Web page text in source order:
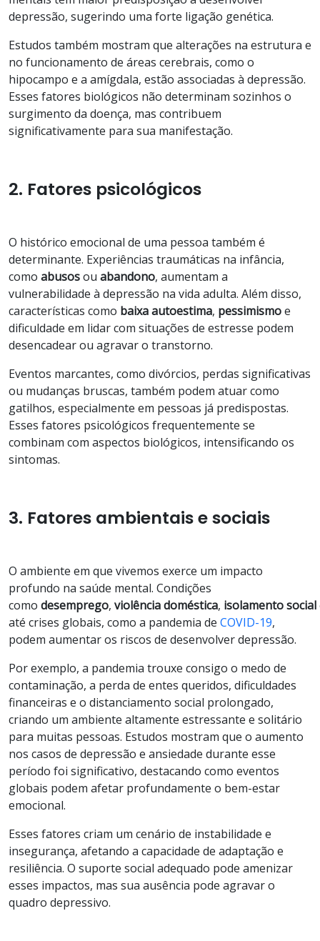
depressão, sugerindo uma forte ligação genética.
Estudos também mostram que alterações na estrutura e
no funcionamento de áreas cerebrais, como o
hipocampo e a amígdala, estão associadas à depressão.
Esses fatores biológicos não determinam sozinhos o
surgimento da doença, mas contribuem
significativamente para sua manifestação.
2. Fatores psicológicos
O histórico emocional de uma pessoa também é
determinante. Experiências traumáticas na infância,
como abusosou abandono, aumentam a
vulnerabilidade à depressão na vida adulta. Além disso,
características como baixaautoestima, pessimismoe
dificuldade em lidar com situações de estresse podem
desencadear ou agravar o transtorno.
Eventos marcantes, como divórcios, perdas significativas
ou mudanças bruscas, também podem atuar como
gatilhos, especialmente em pessoas já predispostas.
Esses fatores psicológicos frequentemente se
combinam com aspectos biológicos, intensificando os
sintomas.
3. Fatores ambientais e sociais
O ambiente em que vivemos exerce um impacto
profundo na saúde mental. Condições
como desemprego, violênciadoméstica, isolamentosocial
até crises globais, como a pandemia de COVID-19,
podem aumentar os riscos de desenvolver depressão.
Por exemplo, a pandemia trouxe consigo o medo de
contaminação, a perda de entes queridos, dificuldades
financeiras e o distanciamento social prolongado,
criando um ambiente altamente estressante e solitário
para muitas pessoas. Estudos mostram que o aumento
nos casos de depressão e ansiedade durante esse
período foi significativo, destacando como eventos
globais podem afetar profundamente o bem-estar
emocional.
Esses fatores criam um cenário de instabilidade e
insegurança, afetando a capacidade de adaptação e
resiliência. O suporte social adequado pode amenizar
esses impactos, mas sua ausência pode agravar o
quadro depressivo.